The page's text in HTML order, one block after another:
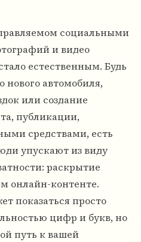
социальными
и видео
естественным. Будь
нового автомобиля,
или создание
публикации,
средствами, есть
упускают из виду
раскрытие
онлайн-контенте.
показаться просто
цифр и букв, но
путь к вашей